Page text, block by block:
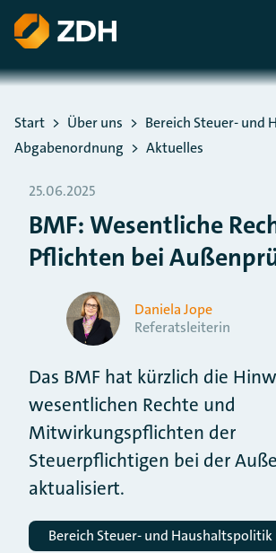
ZUM HAUPTINHALT SPRINGEN
ZUR SUCHE SPRINGEN
Sie befinden sich hier:
Start Über uns
Bereich Steuer- und
Abgabenordnung
Aktuelles
25.06.2025
BMF: Wesentliche
Pflichten bei
Daniela Jope
Referatsleiterin
Das BMF hat kürzlich die
wesentlichen Rechte und
Mitwirkungspflichten der
Steuerpflichtigen bei der
aktualisiert.
Bereich Steuer- und Haushaltspolitik